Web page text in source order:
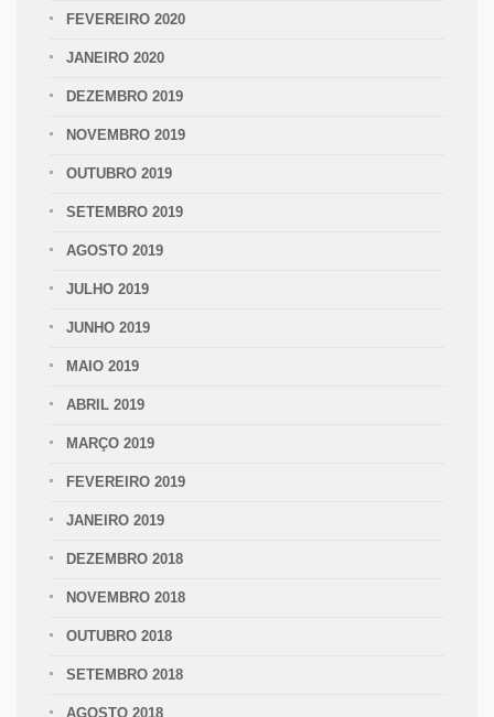
FEVEREIRO 2020
JANEIRO 2020
DEZEMBRO 2019
NOVEMBRO 2019
OUTUBRO 2019
SETEMBRO 2019
AGOSTO 2019
JULHO 2019
JUNHO 2019
MAIO 2019
ABRIL 2019
MARÇO 2019
FEVEREIRO 2019
JANEIRO 2019
DEZEMBRO 2018
NOVEMBRO 2018
OUTUBRO 2018
SETEMBRO 2018
AGOSTO 2018